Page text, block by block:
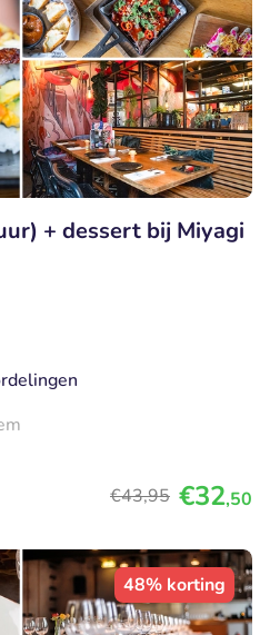
+ dessert bij Miyagi
€43,95 €32,50
48% korting